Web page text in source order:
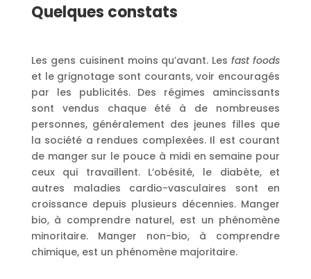
Quelques constats
Les gens cuisinent moins qu’avant. Lesfast foods
et le grignotage sont courants, voir encouragés
par les publicités. Des régimes amincissants
sont vendus chaque été à de nombreuses
personnes, généralement des jeunes filles que
la société a rendues complexées. Il est courant
de manger sur le pouce à midi en semaine pour
ceux qui travaillent. L’obésité, le diabète, et
autres maladies cardio-vasculaires sont en
croissance depuis plusieurs décennies. Manger
bio, à comprendre naturel, est un phénomène
minoritaire. Manger non-bio, à comprendre
chimique, est un phénomène majoritaire.